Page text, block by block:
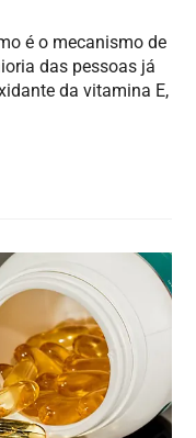
é o mecanismo de
das pessoas já
da vitamina E,